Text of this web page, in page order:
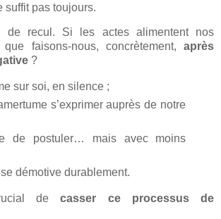
suffit pas toujours.
de recul. Si les actes alimentent nos
faisons-nous, concrètement, après
?
sur soi, en silence ;
s’exprimer auprès de notre
de postuler… mais avec moins
démotive durablement.
decasser ce processus de